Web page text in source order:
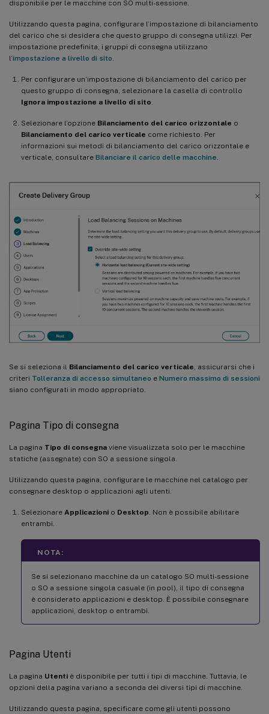
disponibile per le macchine con SO multi-sessione.
Utilizzando questa pagina, configurare l’impostazione di bilanciamento
del carico che si desidera che questo gruppo di consegna utilizzi. Per
impostazione predefinita, i gruppi di consegna utilizzano
l’impostazione a livello di sito
Per configurare un’impostazione di bilanciamento del carico per
questo gruppo di consegna, selezionare la casella di controllo
Ignora impostazione a livello di sito
Selezionare l’opzione Bilanciamento del carico orizzontale o
Bilanciamento del carico verticale come richiesto. Per
informazioni sui metodi di bilanciamento del carico orizzontale e
verticale, consultare Bilanciare il carico delle macchine
Se si seleziona il Bilanciamento del carico verticale, assicurarsi che i
criteri Tolleranza di accesso simultaneo e Numero massimo di sessioni
siano configurati in modo appropriato.
Pagina Tipo di consegna
La pagina Tipo di consegna viene visualizzata solo per le macchine
statiche (assegnate) con SO a sessione singola.
Utilizzando questa pagina, configurare le macchine nel catalogo per
consegnare desktop o applicazioni agli utenti.
Selezionare Applicazioni o Desktop. Non è possibile abilitare
entrambi.
NOTA:
Se si selezionano macchine da un catalogo SO multi-sessione
o SO a sessione singola casuale (in pool), il tipo di consegna
è considerato applicazioni e desktop. È possibile consegnare
applicazioni, desktop o entrambi.
Pagina Utenti
La pagina Utenti è disponibile per tutti i tipi di macchine. Tuttavia, le
opzioni della pagina variano a seconda dei diversi tipi di macchine.
Utilizzando questa pagina, specificare come gli utenti possono